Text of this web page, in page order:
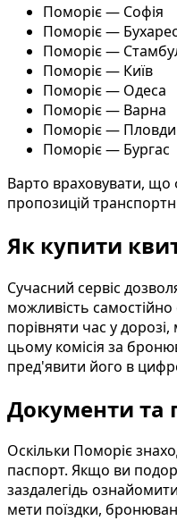
Поморіє — Софія
Поморіє —
Поморіє —
Поморіє — Київ
Поморіє — Одеса
Поморіє — Варна
Поморіє —
Поморіє — Бургас
Варто враховувати, що
пропозицій
Як купити
Сучасний сервіс
можливість
порівняти час у
цьому комісія за
пред'явити його в
Документи та
Оскільки Поморіє
паспорт. Якщо ви
заздалегідь
мети поїздки,